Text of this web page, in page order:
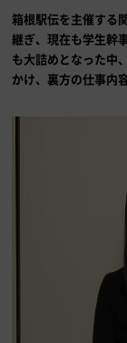
箱根駅伝を主催する
継ぎ、現在も学生幹
も大詰めとなった中
かけ、裏方の仕事内